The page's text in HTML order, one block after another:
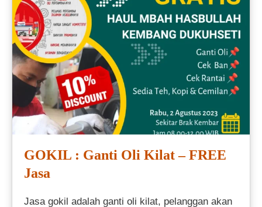
GOKIL : Ganti Oli Kilat – FREE
Jasa
Jasa gokil adalah ganti oli kilat, pelanggan akan